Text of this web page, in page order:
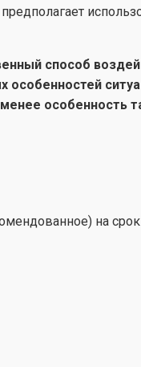
способ
особенностей
особенность
на срок